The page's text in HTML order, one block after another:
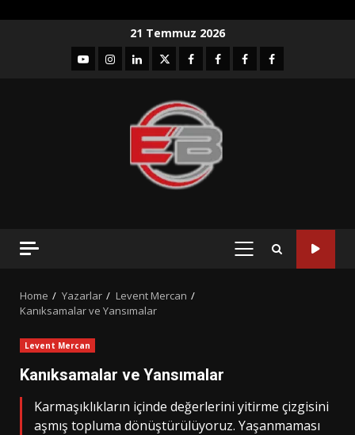
21 Temmuz 2026
YouTubeInstagram
LinkedIntwitterfacebook-Facebook-
Facebook-Facebook-
PRIMARY
Home Yazarlar
Levent Mercan
Kanıksamalar ve Yansımalar
Levent Mercan
Kanıksamalar ve Yansımalar
Karmaşıklıkların içinde değerlerini yitirme çizgisini
aşmış topluma dönüştürülüyoruz. Yaşanmaması